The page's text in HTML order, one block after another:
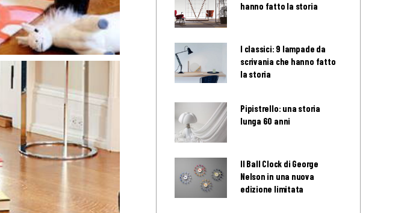
hanno fatto la storia
I classici: 9 lampade da
scrivania che hanno fatto
la storia
Pipistrello: una storia
lunga 60 anni
Il Ball Clock di George
Nelson in una nuova
edizione limitata